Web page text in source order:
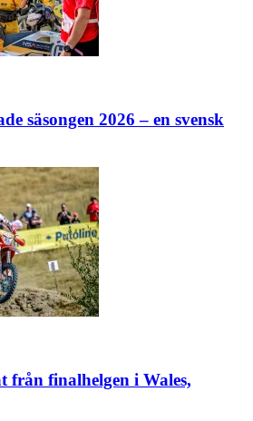
säsongen 2026 – en svensk
från finalhelgen i Wales,